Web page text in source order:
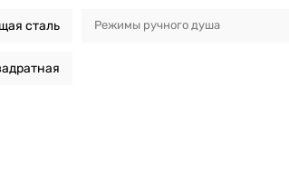
сталь Режимы ручного душа